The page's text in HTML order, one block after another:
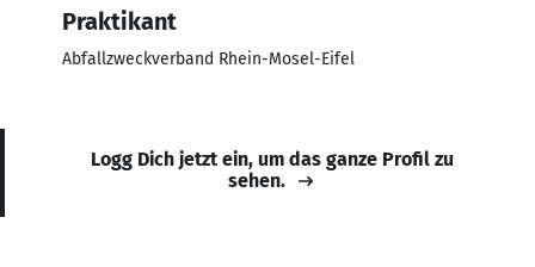
Praktikant
Abfallzweckverband Rhein-Mosel-Eifel
Logg Dich jetzt ein, um das ganze Profil zu
sehen.